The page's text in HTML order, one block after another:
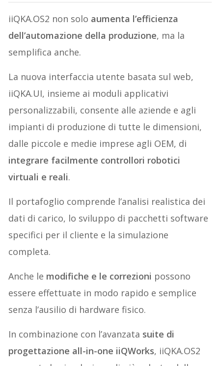
iiQKA.OS2 non solo aumenta l’efficienza
dell’automazione della produzione, ma la
semplifica anche.
La nuova interfaccia utente basata sul web,
iiQKA.UI, insieme ai moduli applicativi
personalizzabili, consente alle aziende e agli
impianti di produzione di tutte le dimensioni,
dalle piccole e medie imprese agli OEM, di
integrare facilmente controllori robotici
virtuali e reali.
Il portafoglio comprende l’analisi realistica dei
dati di carico, lo sviluppo di pacchetti software
specifici per il cliente e la simulazione
completa.
Anche le modifiche e le correzioni possono
essere effettuate in modo rapido e semplice
senza l’ausilio di hardware fisico.
In combinazione con l’avanzata suite di
progettazione all-in-one iiQWorks, iiQKA.OS2